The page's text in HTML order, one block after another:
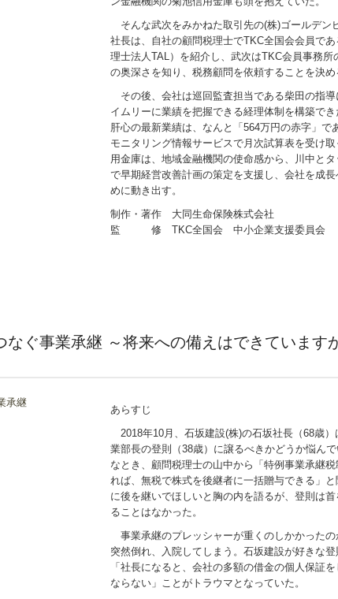
そんな武次をみかねた取引先の(株)ゴールデン
社長は、自社の顧問税理士でTKC全国会会員で
理士法人TAL）を紹介し、武次はTKC会員事務所
の奥深さを知り、税務顧問を依頼することを決め
その後、会社は巡回監査担当である柴田の指導
イムリーに業績を把握できる経理体制を構築でき
肝心の最新業績は、なんと「564万円の赤字」で
モニタリング情報サービスで月次試算表を受け
用金庫は、地域金融機関の使命感から、川中とタ
で早期経営改善計画の策定を支援し、会社を成長
めに動き出す。
制作・著作 大同生命保険株式会社
監 修 TKC全国会 中小企業支援委員会
なぐ事業承継 ～将来への備えはできています
あらすじ
2018年10月、石坂建設(株)の石坂社長（68歳）
業部長の登則（38歳）に譲るべきかどうか悩ん
なとき、顧問税理士の山中から「特例事業承継税
れば、無税で株式を後継者に一括贈与できる」と
に後を継いでほしいと胸の内を語るが、登則は首
ることはなかった。
事業承継のプレッシャーが重くのしかかったの
突然倒れ、入院してしまう。石坂建設が好きな登
「社長になると、会社の多額の借金の個人保証
ならない」ことがトラウマとなっていた。